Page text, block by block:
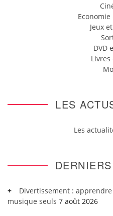
Jeux
DVD
LES
Les
Divertissement :
musique seuls 7 août 2026